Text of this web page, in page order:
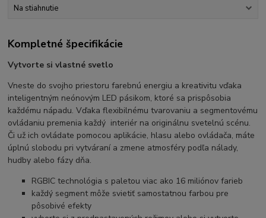
Na stiahnutie
Kompletné špecifikácie
Vytvorte si vlastné svetlo
Vneste do svojho priestoru farebnú energiu a kreativitu vďaka
inteligentným neónovým LED pásikom, ktoré sa prispôsobia
každému nápadu. Vďaka flexibilnému tvarovaniu a segmentovému
ovládaniu premenia každý interiér na originálnu svetelnú scénu.
Či už ich ovládate pomocou aplikácie, hlasu alebo ovládača, máte
úplnú slobodu pri vytváraní a zmene atmosféry podľa nálady,
hudby alebo fázy dňa.
RGBIC technológia s paletou viac ako 16 miliónov farieb
každý segment môže svietiť samostatnou farbou pre
pôsobivé efekty